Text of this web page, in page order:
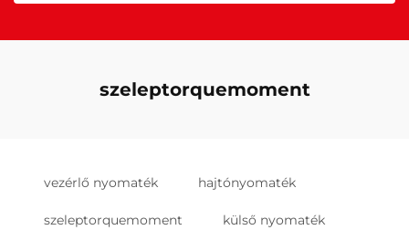
szeleptorquemoment
vezérlő nyomaték hajtónyomaték
szeleptorquemoment külső nyomaték